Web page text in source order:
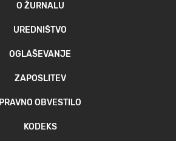
O ŽURNALU
UREDNIŠTVO
OGLAŠEVANJE
ZAPOSLITEV
PRAVNO OBVESTILO
KODEKS